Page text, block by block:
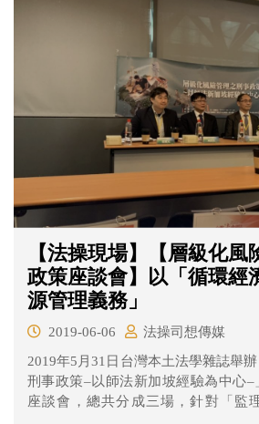
【法操現場】【層級化風
政策座談會】以「循環經
源管理義務」
2019-06-06
法操司想傳媒
2019年5月31日台灣本土法學雜誌舉
刑事政策–以師法新加坡經驗為中心–
座談會，總共分成三場，針對「監